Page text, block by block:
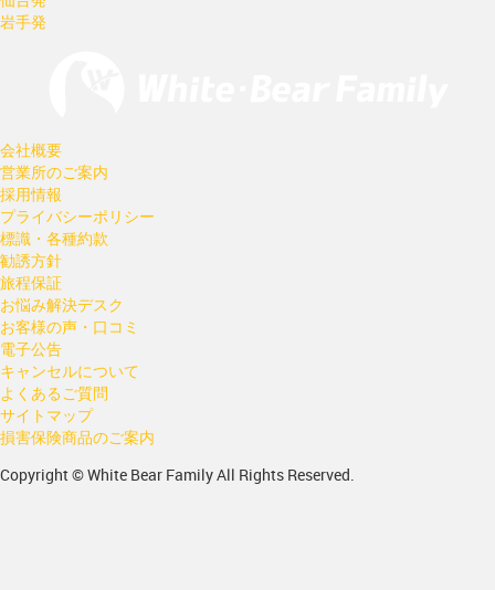
岩手発
会社概要
営業所のご案内
採用情報
プライバシーポリシー
標識・各種約款
勧誘方針
旅程保証
お悩み解決デスク
お客様の声・口コミ
電子公告
キャンセルについて
よくあるご質問
サイトマップ
損害保険商品のご案内
Copyright © White Bear Family All Rights Reserved.